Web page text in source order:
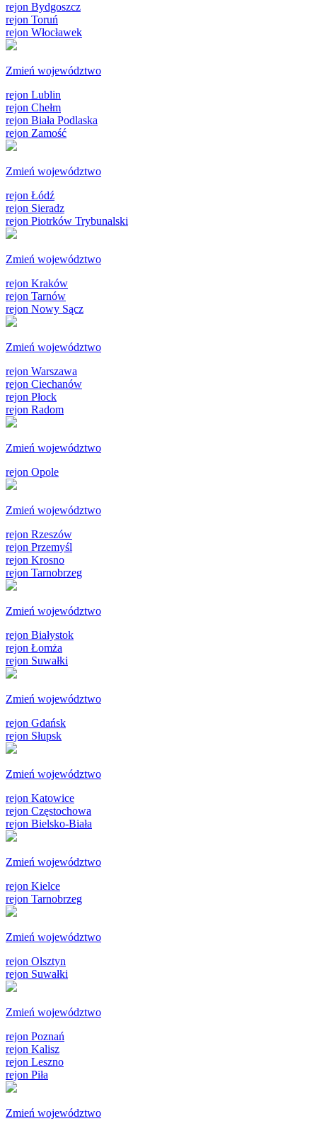
rejon Bydgoszcz
rejon Toruń
rejon Włocławek
Zmień województwo
rejon Lublin
rejon Chełm
rejon Biała Podlaska
rejon Zamość
Zmień województwo
rejon Łódź
rejon Sieradz
rejon Piotrków Trybunalski
Zmień województwo
rejon Kraków
rejon Tarnów
rejon Nowy Sącz
Zmień województwo
rejon Warszawa
rejon Ciechanów
rejon Płock
rejon Radom
Zmień województwo
rejon Opole
Zmień województwo
rejon Rzeszów
rejon Przemyśl
rejon Krosno
rejon Tarnobrzeg
Zmień województwo
rejon Białystok
rejon Łomża
rejon Suwałki
Zmień województwo
rejon Gdańsk
rejon Słupsk
Zmień województwo
rejon Katowice
rejon Częstochowa
rejon Bielsko-Biała
Zmień województwo
rejon Kielce
rejon Tarnobrzeg
Zmień województwo
rejon Olsztyn
rejon Suwałki
Zmień województwo
rejon Poznań
rejon Kalisz
rejon Leszno
rejon Piła
Zmień województwo